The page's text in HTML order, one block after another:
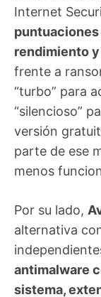
Internet
rendimiento
frente a
“turbo” para
“silencioso”
versión
parte de ese
menos
Por su lado,
alternativa
antimalware
sistema,